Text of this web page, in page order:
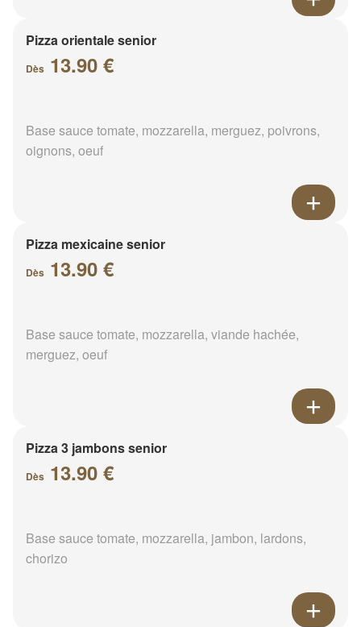
Pizza orientale senior
Dès 13.90 €
Base sauce tomate, mozzarella, merguez, poivrons,
oignons, oeuf
Pizza mexicaine senior
Dès 13.90 €
Base sauce tomate, mozzarella, viande hachée,
merguez, oeuf
Pizza 3 jambons senior
Dès 13.90 €
Base sauce tomate, mozzarella, jambon, lardons,
chorizo